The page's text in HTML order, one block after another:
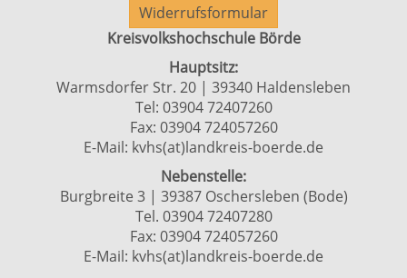
Widerrufsformular
Kreisvolkshochschule Börde
Hauptsitz:
Warmsdorfer Str. 20 | 39340 Haldensleben
Tel: 03904 72407260
Fax: 03904 724057260
E-Mail: kvhs(at)landkreis-boerde.de
Nebenstelle:
Burgbreite 3 | 39387 Oschersleben (Bode)
Tel. 03904 72407280
Fax: 03904 724057260
E-Mail: kvhs(at)landkreis-boerde.de